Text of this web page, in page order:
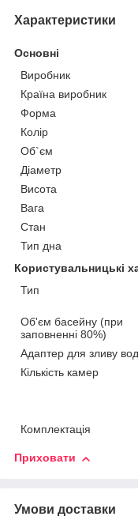
Характеристики
Основні
Виробник
Країна виробник
Форма
Колір
Об`єм
Діаметр
Висота
Вага
Стан
Тип дна
Користувальницькі
Тип
Об'єм басейну (при
заповненні 80%)
Адаптер для зливу
Кількість камер
Комплектація
Приховати
Умови доставки